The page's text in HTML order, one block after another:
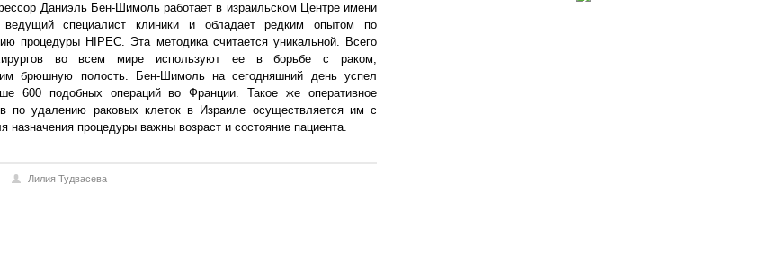
Даниэль Бен-Шимоль работает в израильском Центре имени
специалист клиники и обладает редким опытом по
процедуры HIPEC. Эта методика считается уникальной. Всего
во всем мире используют ее в борьбе с раком,
брюшную полость. Бен-Шимоль на сегодняшний день успел
600 подобных операций во Франции. Такое же оперативное
по удалению раковых клеток в Израиле осуществляется им с
назначения процедуры важны возраст и состояние пациента.
Лилия Тудвасева